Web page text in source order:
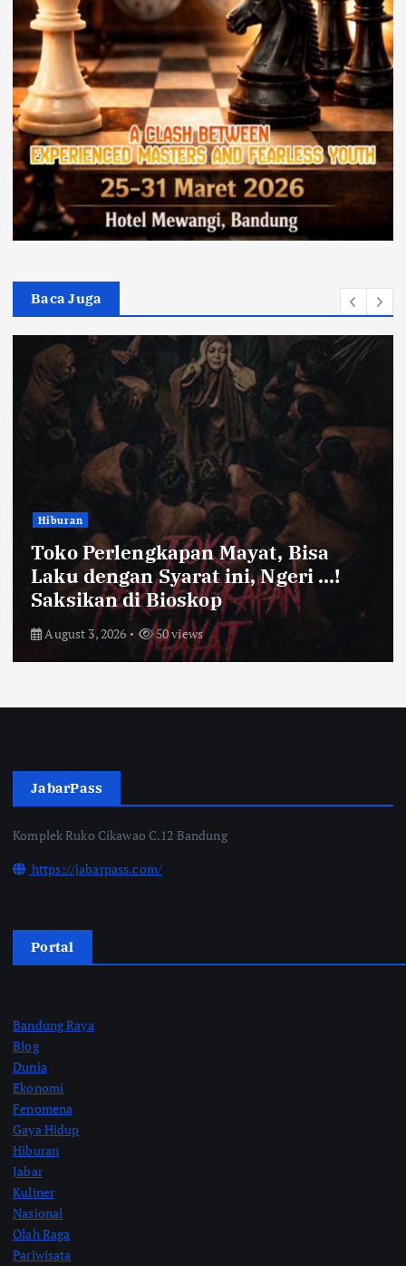
Baca Juga
Hiburan
Toko Perlengkapan Mayat, Bisa
Laku dengan Syarat ini, Ngeri …!
Saksikan di Bioskop
August 3, 2026 50 views
JabarPass
Komplek Ruko Cikawao C.12 Bandung
https://jabarpass.com/
Portal
Bandung Raya
Blog
Dunia
Ekonomi
Fenomena
Gaya Hidup
Hiburan
Jabar
Kuliner
Nasional
Olah Raga
Pariwisata